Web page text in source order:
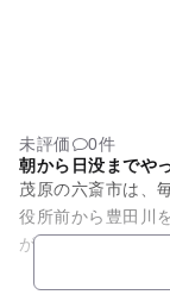
未評価
0件
朝から日没までや
茂原の六斎市は、
役所前から豊田川
が立ちます。季節
ものが露天で売ら